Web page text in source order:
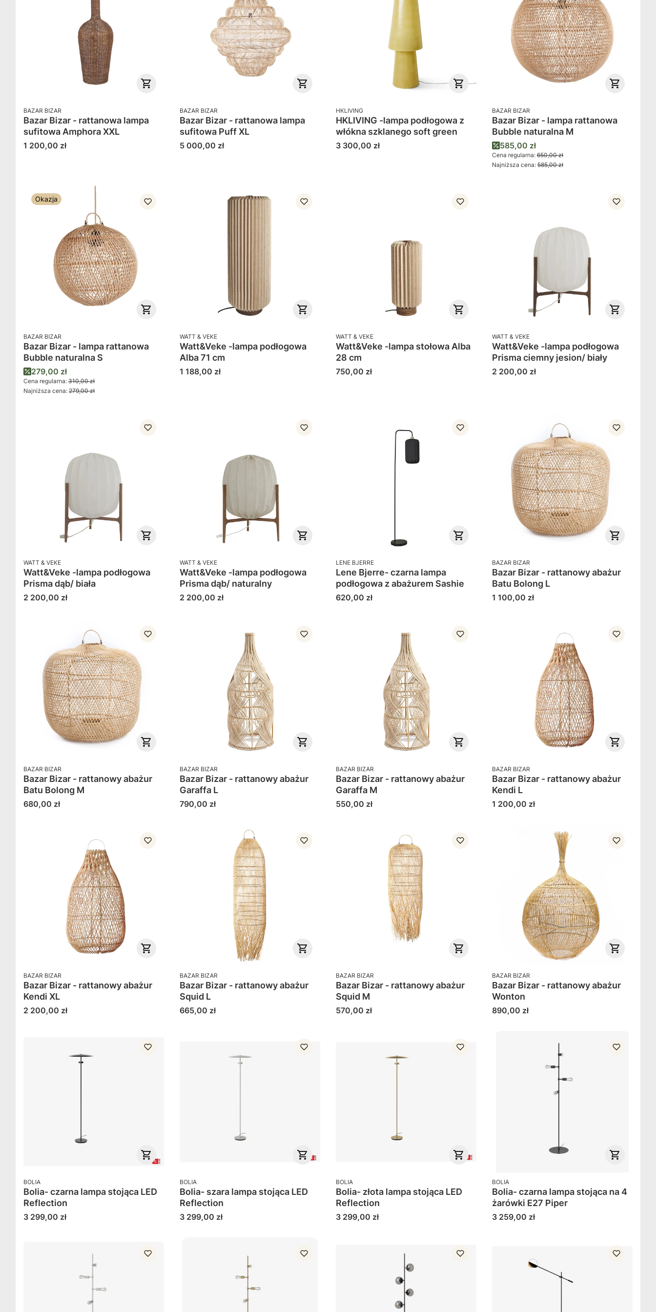
PRODUCENT
BAZAR BIZAR
Bazar Bizar - rattanowa lampa
sufitowa Amphora XXL
Cena
1 200,00 zł
PRODUCENT
BAZAR BIZAR
Bazar Bizar - rattanowa lampa
sufitowa Puff XL
Cena
5 000,00 zł
PRODUCENT
HKLIVING
HKLIVING -lampa podłogowa z
włókna szklanego soft green
Cena
3 300,00 zł
PRODUCENT
BAZAR BIZAR
Bazar Bizar - lampa rattanowa
Bubble naturalna M
Cena promocyjna
585,00 zł
Cena regularna: 650,00 zł
Najniższa cena: 585,00 zł
Okazja
PRODUCENT
BAZAR BIZAR
Bazar Bizar - lampa rattanowa
Bubble naturalna S
Cena promocyjna
279,00 zł
Cena regularna: 310,00 zł
Najniższa cena: 279,00 zł
PRODUCENT
WATT & VEKE
Watt&Veke -lampa podłogowa
Alba 71 cm
Cena
1 188,00 zł
PRODUCENT
WATT & VEKE
Watt&Veke -lampa stołowa Alba
28 cm
Cena
750,00 zł
PRODUCENT
WATT & VEKE
Watt&Veke -lampa podłogowa
Prisma ciemny jesion/ biały
Cena
2 200,00 zł
PRODUCENT
WATT & VEKE
Watt&Veke -lampa podłogowa
Prisma dąb/ biała
Cena
2 200,00 zł
PRODUCENT
WATT & VEKE
Watt&Veke -lampa podłogowa
Prisma dąb/ naturalny
Cena
2 200,00 zł
PRODUCENT
LENE BJERRE
Lene Bjerre- czarna lampa
podłogowa z abażurem Sashie
Cena
620,00 zł
PRODUCENT
BAZAR BIZAR
Bazar Bizar - rattanowy abażur
Batu Bolong L
Cena
1 100,00 zł
PRODUCENT
BAZAR BIZAR
Bazar Bizar - rattanowy abażur
Batu Bolong M
Cena
680,00 zł
PRODUCENT
BAZAR BIZAR
Bazar Bizar - rattanowy abażur
Garaffa L
Cena
790,00 zł
PRODUCENT
BAZAR BIZAR
Bazar Bizar - rattanowy abażur
Garaffa M
Cena
550,00 zł
PRODUCENT
BAZAR BIZAR
Bazar Bizar - rattanowy abażur
Kendi L
Cena
1 200,00 zł
PRODUCENT
BAZAR BIZAR
Bazar Bizar - rattanowy abażur
Kendi XL
Cena
2 200,00 zł
PRODUCENT
BAZAR BIZAR
Bazar Bizar - rattanowy abażur
Squid L
Cena
665,00 zł
PRODUCENT
BAZAR BIZAR
Bazar Bizar - rattanowy abażur
Squid M
Cena
570,00 zł
PRODUCENT
BAZAR BIZAR
Bazar Bizar - rattanowy abażur
Wonton
Cena
890,00 zł
PRODUCENT
BOLIA
Bolia- czarna lampa stojąca LED
Reflection
Cena
3 299,00 zł
PRODUCENT
BOLIA
Bolia- szara lampa stojąca LED
Reflection
Cena
3 299,00 zł
PRODUCENT
BOLIA
Bolia- złota lampa stojąca LED
Reflection
Cena
3 299,00 zł
PRODUCENT
BOLIA
Bolia- czarna lampa stojąca na 4
żarówki E27 Piper
Cena
3 259,00 zł